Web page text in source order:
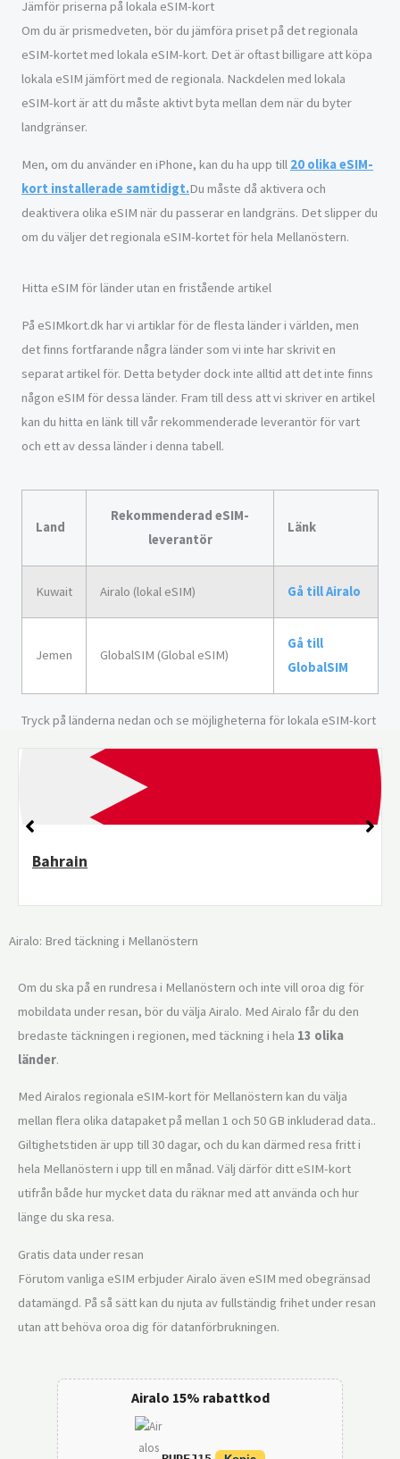
Jämför priserna på lokala eSIM-kort
Om du är prismedveten, bör du jämföra priset på det regionala
eSIM-kortet med lokala eSIM-kort. Det är oftast billigare att köpa
lokala eSIM jämfört med de regionala. Nackdelen med lokala
eSIM-kort är att du måste aktivt byta mellan dem när du byter
landgränser.
Men, om du använder en iPhone, kan du ha upp till 20 olika eSIM-
kort installerade samtidigt.Du måste då aktivera och
deaktivera olika eSIM när du passerar en landgräns. Det slipper du
om du väljer det regionala eSIM-kortet för hela Mellanöstern.
Hitta eSIM för länder utan en fristående artikel
På eSIMkort.dk har vi artiklar för de flesta länder i världen, men
det finns fortfarande några länder som vi inte har skrivit en
separat artikel för. Detta betyder dock inte alltid att det inte finns
någon eSIM för dessa länder. Fram till dess att vi skriver en artikel
kan du hitta en länk till vår rekommenderade leverantör för vart
och ett av dessa länder i denna tabell.
Land
Rekommenderad eSIM-
leverantör
Länk
Kuwait Airalo (lokal eSIM) Gå till Airalo
Jemen GlobalSIM (Global eSIM)
Gå till
GlobalSIM
Tryck på länderna nedan och se möjligheterna för lokala eSIM-kort
Bahrain
Airalo: Bred täckning i Mellanöstern
Om du ska på en rundresa i Mellanöstern och inte vill oroa dig för
mobildata under resan, bör du välja Airalo. Med Airalo får du den
bredaste täckningen i regionen, med täckning i hela 13 olika
länder.
Med Airalos regionala eSIM-kort för Mellanöstern kan du välja
mellan flera olika datapaket på mellan 1 och 50 GB inkluderad data..
Giltighetstiden är upp till 30 dagar, och du kan därmed resa fritt i
hela Mellanöstern i upp till en månad. Välj därför ditt eSIM-kort
utifrån både hur mycket data du räknar med att använda och hur
länge du ska resa.
Gratis data under resan
Förutom vanliga eSIM erbjuder Airalo även eSIM med obegränsad
datamängd. På så sätt kan du njuta av fullständig frihet under resan
utan att behöva oroa dig för datanförbrukningen.
Airalo 15% rabattkod